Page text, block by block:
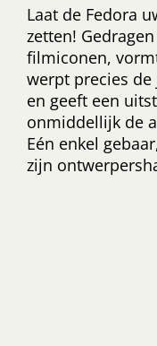
Laat de Fedora
zetten!
filmiconen,
werpt precies
en geeft een
onmiddellijk de
Eén enkel
zijn